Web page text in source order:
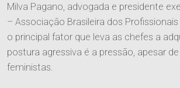
O Escritório
Quem Somos
Equipe
Milva Pagano, advogada e presidente
– Associação Brasileira dos
o principal fator que leva as chefes a
postura agressiva é a pressão, apesar
feministas.